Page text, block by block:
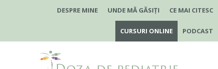
DESPRE MINE UNDE MĂ GĂSIȚI CE MAI CITESC
CURSURI ONLINE PODCAST